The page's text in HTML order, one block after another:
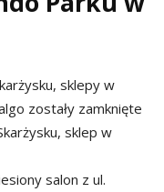
sklepy w
zostały zamknięte
sklep w
salon z ul.